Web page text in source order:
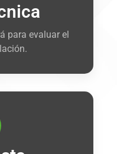
para evaluar el